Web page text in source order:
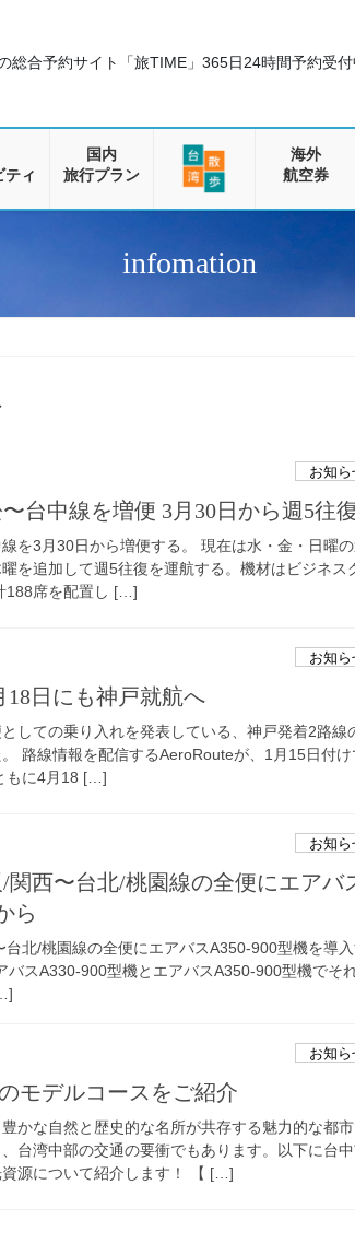
総合予約サイト「旅TIME」 365日24時間予約受付
ティ
国内
旅行プラン
海外
航空券
infomation
お知ら
台中線を増便 3月30日から週5往復
を3月30日から増便する。 現在は水・金・日曜
を追加して週5往復を運航する。機材はビジネス
188席を配置し […]
お知ら
18日にも神戸就航へ
しての乗り入れを発表している、神戸発着2路線
路線情報を配信するAeroRouteが、1月15日付け
もに4月18 […]
お知ら
関西〜台北/桃園線の全便にエアバ
ら
北/桃園線の全便にエアバスA350-900型機を導
バスA330-900型機とエアバスA350-900型機でそ
お知ら
モデルコースをご紹介
かな自然と歴史的な名所が共存する魅力的な都
台湾中部の交通の要衝でもあります。以下に台
源について紹介します！ 【 […]